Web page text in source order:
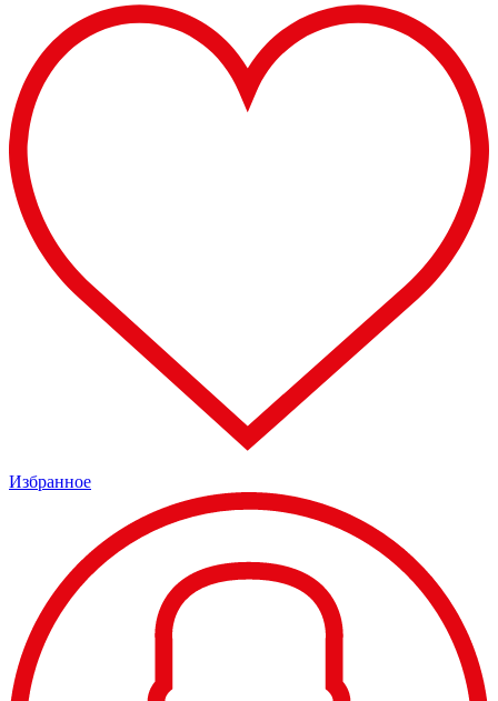
Избранное